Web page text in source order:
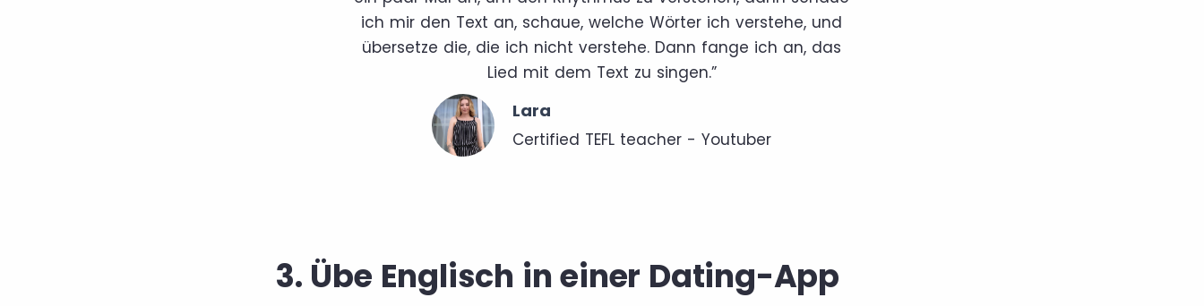
ich mir den Text an, schaue, welche Wörter ich verstehe, und
übersetze die, die ich nicht verstehe. Dann fange ich an, das
Lied mit dem Text zu singen.”
Lara
Certified TEFL teacher - Youtuber
3. Übe Englisch in einer Dating-App